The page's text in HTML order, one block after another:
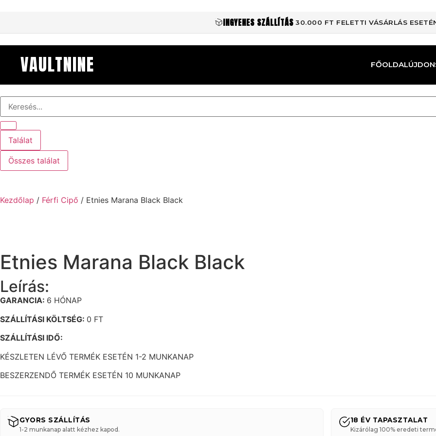
INGYENES SZÁLLÍTÁS 30.000 FT FELETTI VÁSÁRLÁS
VAULTNINE FŐOLDAL
Találat
Összes találat
Kezdőlap / Férfi Cipő / Etnies Marana Black Black
Etnies Marana Black Black
Leírás:
GARANCIA: 6 HÓNAP
SZÁLLÍTÁSI KÖLTSÉG: 0 FT
SZÁLLÍTÁSI IDŐ:
KÉSZLETEN LÉVŐ TERMÉK ESETÉN 1-2 MUNKANAP
BESZERZENDŐ TERMÉK ESETÉN 10 MUNKANAP
GYORS SZÁLLÍTÁS
1-2 munkanap alatt kézhez kapod.
18 ÉV TAPASZTALAT
Kizárólag 100% eredeti